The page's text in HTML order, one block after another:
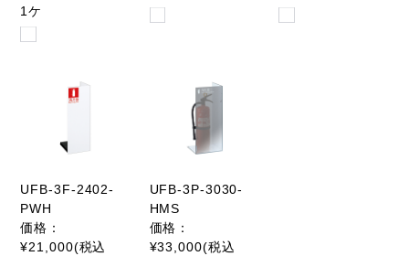
1ケ
UFB-3F-2402-
PWH
価格：
¥21,000(税込
UFB-3P-3030-
HMS
価格：
¥33,000(税込